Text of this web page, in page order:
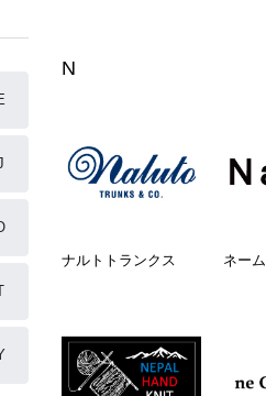
N
ナルトトランクス ネーム